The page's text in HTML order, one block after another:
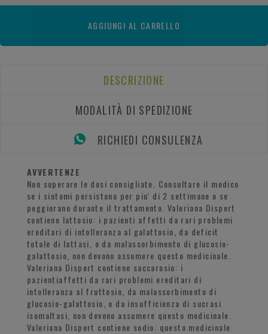
AGGIUNGI AL CARRELLO
DESCRIZIONE
MODALITÀ DI SPEDIZIONE
RICHIEDI CONSULENZA
AVVERTENZE
Non superare le dosi consigliate. Consultare il medico
se i sintomi persistono per piu' di 2 settimane o se
peggiorano durante il trattamento. Valeriana Dispert
contiene lattosio: i pazienti affetti da rari problemi
ereditari di intolleranza al galattosio, da deficit
totale di lattasi, o da malassorbimento di glucosio-
galattosio, non devono assumere questo medicinale.
Valeriana Dispert contiene saccarosio: i
pazientiaffetti da rari problemi ereditari di
intolleranza al fruttosio, da malassorbimento di
glucosio-galattosio, o da insufficienza di sucrasi
isomaltasi, non devono assumere questo medicinale.
Valeriana Dispert contiene sodio: questo medicinale